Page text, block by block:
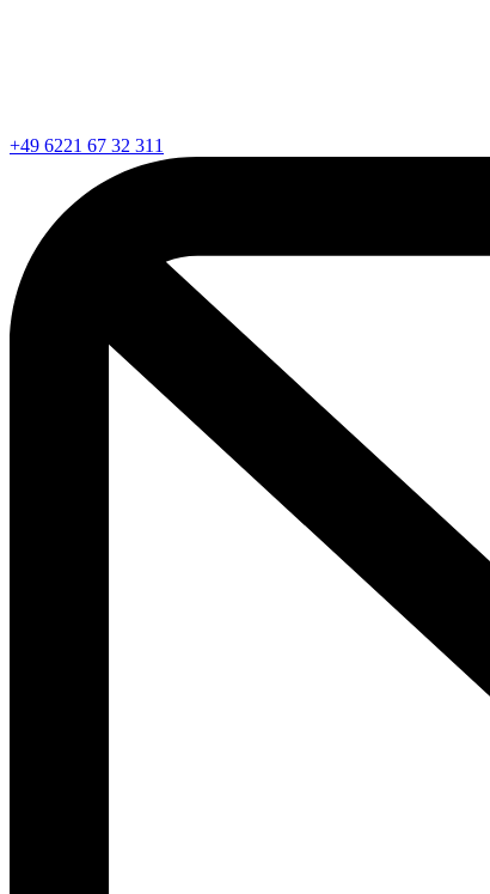
+49 6221 67 32 311